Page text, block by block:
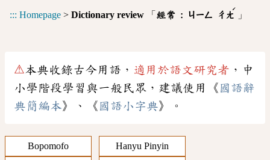
::: Homepage > Dictionary review 「 經常 : ㄐㄧㄥ ㄔㄤ
ˊ
」
⚠本典收錄古今用語， 適用於語文研究者 ，中
小學階段學習與一般民眾，建議使用《 國語辭
典簡編本》、《 國語小字典》。
Bopomofo
Hanyu Pinyin